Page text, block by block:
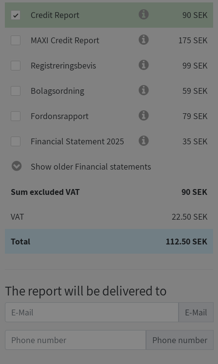
Credit Report 90 SEK
MAXI Credit Report 175 SEK
Registreringsbevis 99 SEK
Bolagsordning 59 SEK
Fordonsrapport 79 SEK
Financial Statement 2025 35 SEK
Show older Financial statements
Sum excluded VAT 90 SEK
VAT 22.50 SEK
Total 112.50 SEK
The report will be delivered to
E-Mail
Phone number